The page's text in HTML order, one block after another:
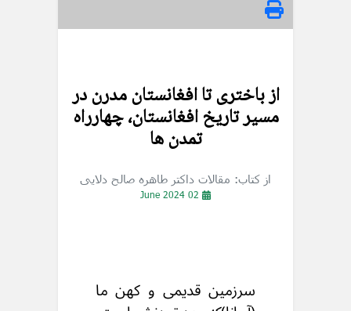
از باختری تا افغانستان مدرن در
مسير تاريخ افغانستان، چهارراه
تمدن ها
از کتاب: مقالات داکتر طاهره صالح دلایی
02 June 2024
سرزمین قدیمی و کهن ما